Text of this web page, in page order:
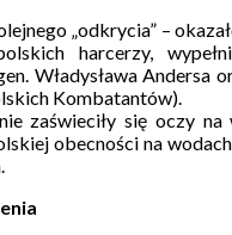
„odkrycia” –
harcerzy,
Władysława Andersa
Kombatantów).
zaświeciły się oczy
obecności na